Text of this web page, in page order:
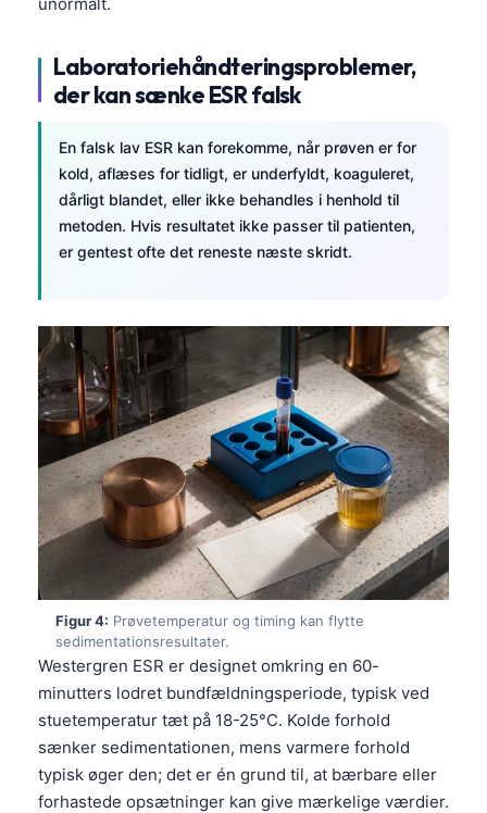
Laboratoriehåndteringsproblemer,
der kan sænke ESR falsk
En falsk lav ESR kan forekomme, når prøven er for
kold, aflæses for tidligt, er underfyldt, koaguleret,
dårligt blandet, eller ikke behandles i henhold til
metoden. Hvis resultatet ikke passer til patienten,
er gentest ofte det reneste næste skridt.
Figur 4: Prøvetemperatur og timing kan flytte
sedimentationsresultater.
Westergren ESR er designet omkring en 60-
minutters lodret bundfældningsperiode, typisk ved
stuetemperatur tæt på 18-25°C. Kolde forhold
sænker sedimentationen, mens varmere forhold
typisk øger den; det er én grund til, at bærbare eller
forhastede opsætninger kan give mærkelige værdier.